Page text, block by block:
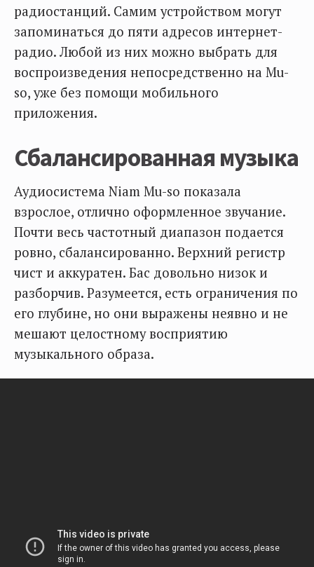
радиостанций. Самим устройством могут
запоминаться до пяти адресов интернет-
радио. Любой из них можно выбрать для
воспроизведения непосредственно на Mu-
so, уже без помощи мобильного
приложения.
Сбалансированная музыка
Аудиосистема Niam Mu-so показала
взрослое, отлично оформленное звучание.
Почти весь частотный диапазон подается
ровно, сбалансированно. Верхний регистр
чист и аккуратен. Бас довольно низок и
разборчив. Разумеется, есть ограничения по
его глубине, но они выражены неявно и не
мешают целостному восприятию
музыкального образа.